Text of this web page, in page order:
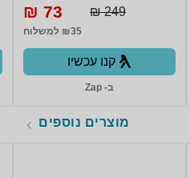
249 ₪
73 ₪
₪35 למשלוח
קנו עכשיו
ב- Zap
מוצרים נוספים